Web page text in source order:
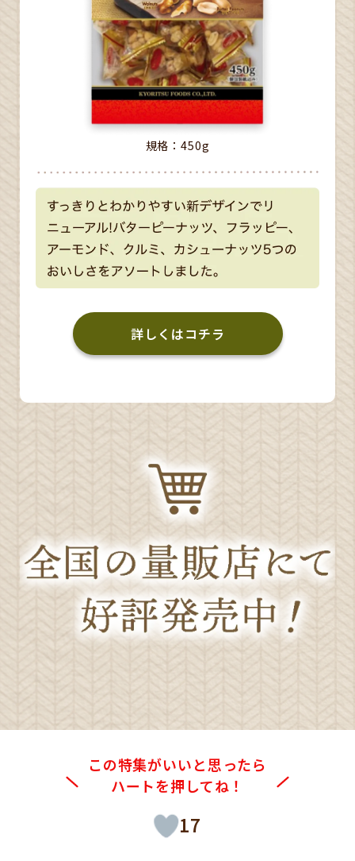
規格：450g
詳しくはコチラ
この特集がいいと思ったら
ハートを押してね！
17